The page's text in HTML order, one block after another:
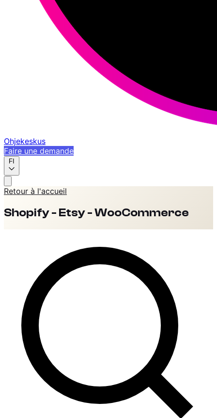
Ohjekeskus
Faire une demande
FI
Retour à l'accueil
Shopify - Etsy - WooCommerce